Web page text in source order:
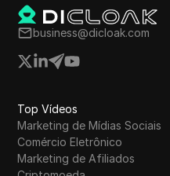
business@dicloak.com
Top Vídeos
Marketing de Mídias Sociais
Comércio Eletrônico
Marketing de Afiliados